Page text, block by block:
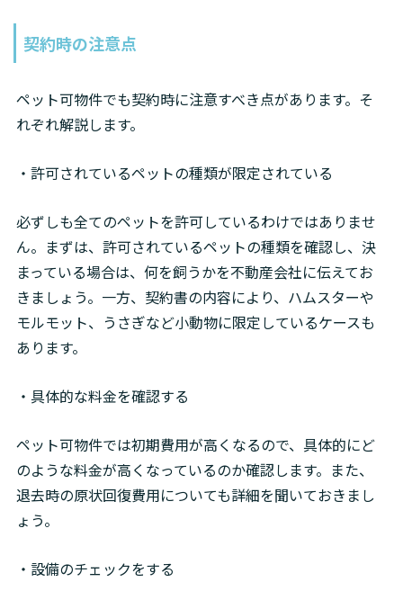
契約時の注意点
ペット可物件でも契約時に注意すべき点があります。そ
れぞれ解説します。
・許可されているペットの種類が限定されている
必ずしも全てのペットを許可しているわけではありませ
ん。まずは、許可されているペットの種類を確認し、決
まっている場合は、何を飼うかを不動産会社に伝えてお
きましょう。一方、契約書の内容により、ハムスターや
モルモット、うさぎなど小動物に限定しているケースも
あります。
・具体的な料金を確認する
ペット可物件では初期費用が高くなるので、具体的にど
のような料金が高くなっているのか確認します。また、
退去時の原状回復費用についても詳細を聞いておきまし
ょう。
・設備のチェックをする